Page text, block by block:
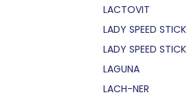
LACTOVIT
LADY SPEED STICK
LADY SPEED STICK
LAGUNA
LACH-NER